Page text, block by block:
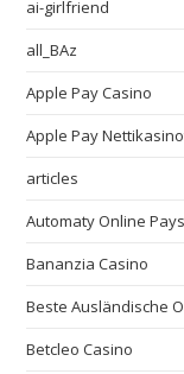
ai-girlfriend
all_BAz
Apple Pay Casino
Apple Pay
articles
Automaty Online
Bananzia Casino
Beste Ausländische
Betcleo Casino